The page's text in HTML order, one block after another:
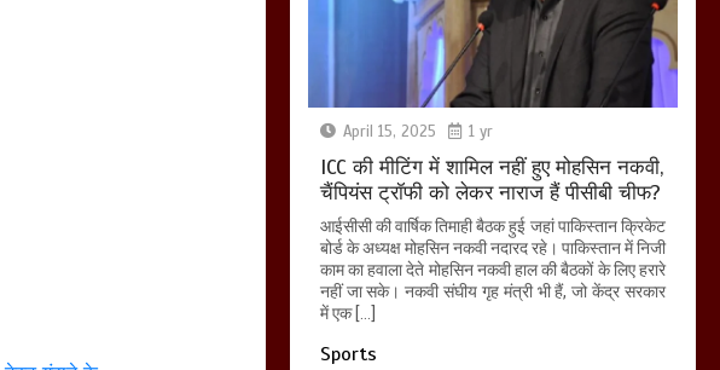
April 15, 2025 1 yr
ICC की मीटिंग में शामिल नहीं हुए मोहसिन नकवी,
चैंपियंस ट्रॉफी को लेकर नाराज हैं पीसीबी चीफ?
आईसीसी की वार्षिक तिमाही बैठक हुई जहां पाकिस्तान क्रिकेट
बोर्ड के अध्यक्ष मोहसिन नकवी नदारद रहे। पाकिस्तान में निजी
काम का हवाला देते मोहसिन नकवी हाल की बैठकों के लिए हरारे
नहीं जा सके। नकवी संघीय गृह मंत्री भी हैं, जो केंद्र सरकार
में एक […]
Sports